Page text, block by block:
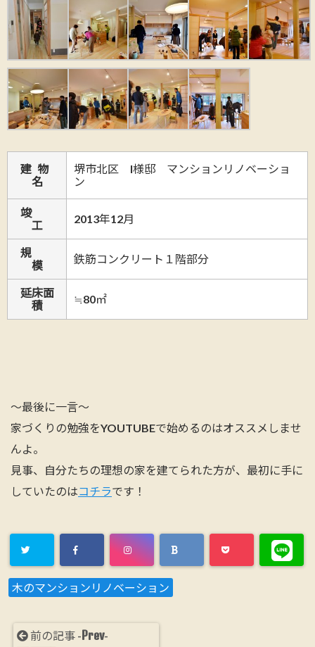
建 物
名
堺市北区 I様邸 マンションリノベーショ
ン
竣
工
2013年12月
規
模
鉄筋コンクリート１階部分
延床面
積
≒80㎡
～最後に一言～
家づくりの勉強をYOUTUBEで始めるのはオススメしませ
んよ。
見事、自分たちの理想の家を建てられた方が、最初に手に
していたのはコチラです！
木のマンションリノベーション
前の記事 - Prev-